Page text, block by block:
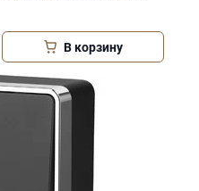
В корзину